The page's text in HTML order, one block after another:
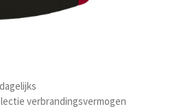
verbrandingsvermogen